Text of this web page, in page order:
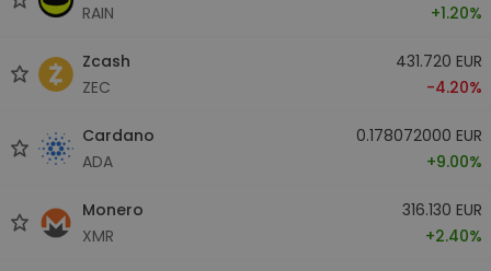
RAIN
+1.20%
Zcash
ZEC
431.720 EUR
-4.20%
Cardano
ADA
0.178072000 EUR
+9.00%
Monero
XMR
316.130 EUR
+2.40%